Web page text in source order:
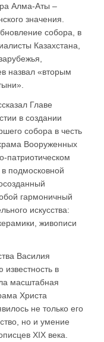
Алма-Аты –
значения.
собора, в
Казахстана,
назвал «вторым
Главе
в создании
собора в честь
Вооруженных
патриотическом
подмосковной
гармоничный
искусства:
живописи
Василия
известность в
масштабная
Христа
не только его
но и умение
XIX века.